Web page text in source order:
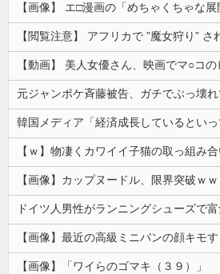
【画像】 エ□漫画の「めちゃくちゃな展
元ジャンポケ斉藤被告、ガチでぶっ壊れ
【ｗ】物凄くカワイイ子猫の取っ組み合
【画像】カップヌードル、限界突破ｗｗ
【画像】最近の高級ミニバンの顔キモ
【画像】「ワイらのゴマキ（３９）」